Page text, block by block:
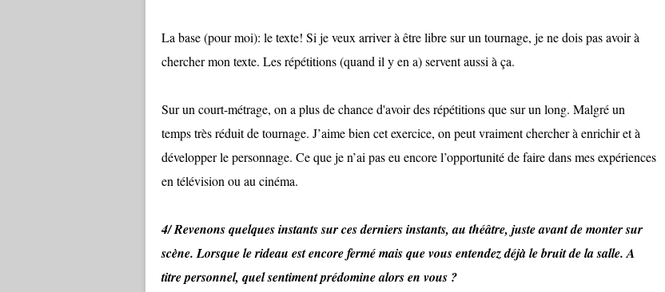
La base (pour moi): le texte! Si je veux arriver à être libre sur un tournage, je ne dois pas avoir à
chercher mon texte. Les répétitions (quand il y en a) servent aussi à ça.
Sur un court-métrage, on a plus de chance d'avoir des répétitions que sur un long. Malgré un
temps très réduit de tournage. J’aime bien cet exercice, on peut vraiment chercher à enrichir et à
développer le personnage. Ce que je n’ai pas eu encore l’opportunité de faire dans mes expériences
en télévision ou au cinéma.
4/ Revenons quelques instants sur ces derniers instants, au théâtre, juste avant de monter sur
scène. Lorsque le rideau est encore fermé mais que vous entendez déjà le bruit de la salle. A
titre personnel, quel sentiment prédomine alors en vous ?